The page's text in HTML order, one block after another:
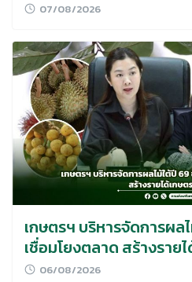
07/08/2026
เกษตรฯ บริหารจัดการผ
เชื่อมโยงตลาด สร้างราย
06/08/2026